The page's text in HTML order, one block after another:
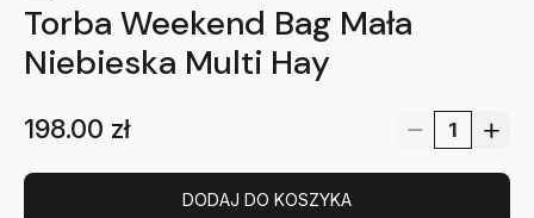
Torba Weekend Bag Mała
Niebieska Multi Hay
198.00 zł
DODAJ DO KOSZYKA